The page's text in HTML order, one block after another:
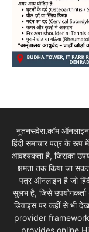
नूतनसवेरा.कॉम
हिंदी समाचार पत्र के रूप
आवश्यकता है, जिसका
क्षमता तक किया जा
पत्र ऑनलाइन है जो
सुलभ है, जिसे
डिवाइस पर कहीं से भी
provider
provides online